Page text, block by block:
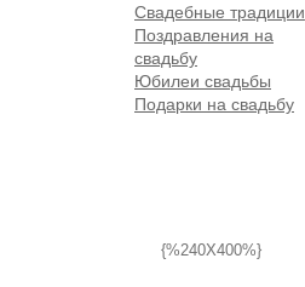
Свадебные традиции
Поздравления на
свадьбу
Юбилеи свадьбы
Подарки на свадьбу
{%240X400%}